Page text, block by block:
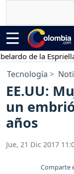
de la Espriella
Tecnología
EE.UU:
un
años
Jue, 21 Dic 2017
Comparte